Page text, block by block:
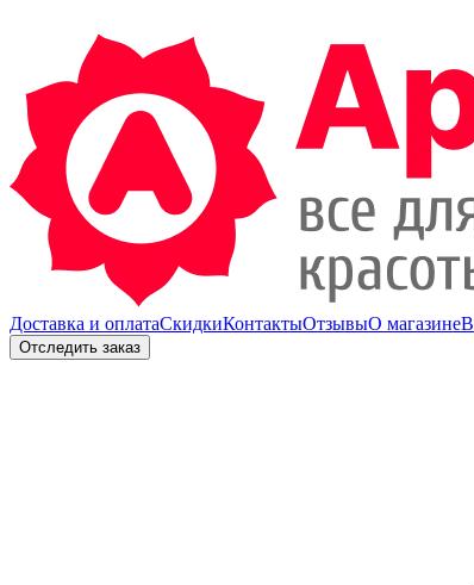
Доставка и оплатаСкидкиКонтактыОтзывыО магазине
Отследить заказ